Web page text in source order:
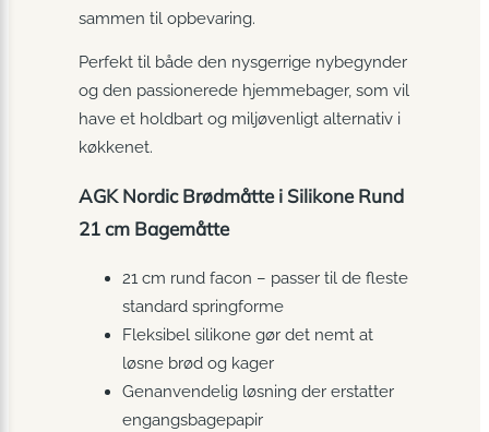
sammen til opbevaring.
Perfekt til både den nysgerrige nybegynder
og den passionerede hjemmebager, som vil
have et holdbart og miljøvenligt alternativ i
køkkenet.
AGK Nordic Brødmåtte i Silikone Rund
21 cm Bagemåtte
21 cm rund facon – passer til de fleste
standard springforme
Fleksibel silikone gør det nemt at
løsne brød og kager
Genanvendelig løsning der erstatter
engangsbagepapir